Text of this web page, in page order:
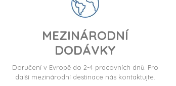
MEZINÁRODNÍ
DODÁVKY
Doručení v Evropě do 2-4 pracovních dnů. Pro
další mezinárodní destinace nás kontaktujte.